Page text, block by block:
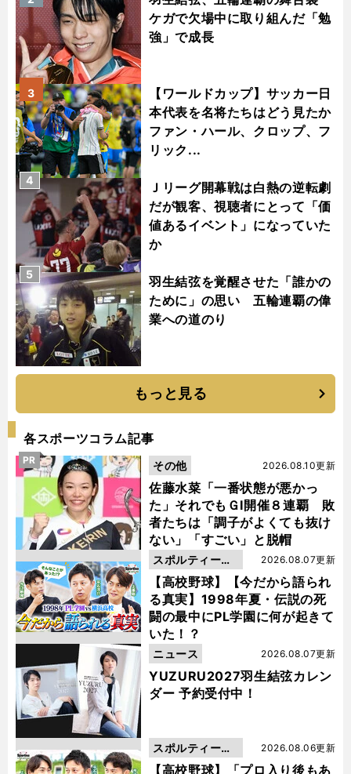
ケガで欠場中に取り組んだ「勉
強」で成長
【ワールドカップ】サッカー日
本代表を名将たちはどう見たか
ファン・ハール、クロップ、フ
リック...
3
Ｊリーグ開幕戦は白熱の逆転劇
だが観客、視聴者にとって「価
値あるイベント」になっていた
か
4
羽生結弦を覚醒させた「誰かの
ために」の思い 五輪連覇の偉
業への道のり
5
もっと見る
各スポーツコラム記事
佐藤水菜「一番状態が悪かっ
た」それでもＧⅠ開催８連覇 敗
者たちは「調子がよくても抜け
ない」「すごい」と脱帽
2026.08.10更新
その他
PR
【高校野球】【今だから語られ
る真実】1998年夏・伝説の死
闘の最中にPL学園に何が起きて
いた！？
2026.08.07更新
スポルティーバ
動画
YUZURU2027羽生結弦カレン
ダー 予約受付中！
2026.08.07更新
ニュース
【高校野球】「プロ入り後もあ
2026.08.06更新
スポルティーバ
動画